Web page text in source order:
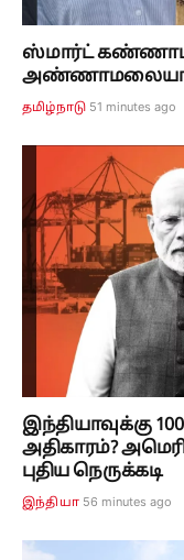
ஸ்மார்ட்
அண்ணாமலையார்
தமிழ்நாடு 51 minutes ago
இந்தியாவுக்கு
அதிகாரம்?
புதிய நெருக்கடி
இந்தியா 56 minutes ago